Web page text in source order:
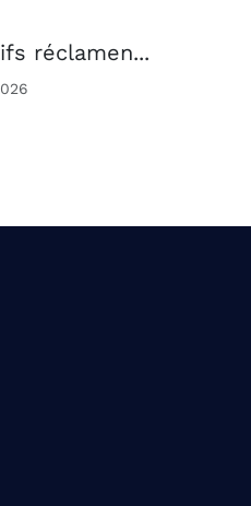
réclamen...